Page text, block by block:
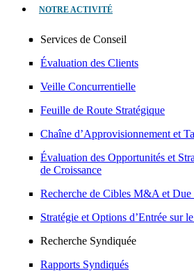
NOTRE ACTIVITÉ
Services de Conseil
Évaluation des Clients
Veille Concurrentielle
Feuille de Route Stratégique
Chaîne d’Approvisionnement et
Évaluation des Opportunités et
de Croissance
Recherche de Cibles M&A et
Stratégie et Options d’Entrée sur
Recherche Syndiquée
Rapports Syndiqués